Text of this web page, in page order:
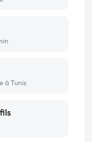
à Tunis